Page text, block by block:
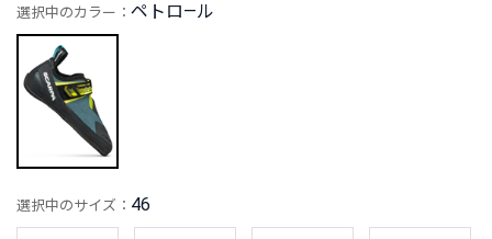
選択中のカラー： ペトロ―ル
選択中のサイズ： 46